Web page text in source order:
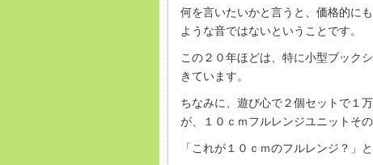
何を言いたいかと言うと、価格的に
ような音ではないということです。
この２０年ほどは、特に小型ブック
きています。
ちなみに、遊び心で２個セットで１
が、１０ｃｍフルレンジユニットそ
「これが１０ｃｍのフルレンジ？」